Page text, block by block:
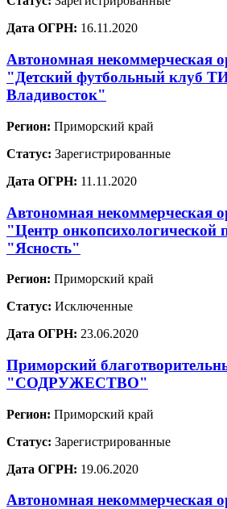
Дата ОГРН: 16.11.2020
Автономная некоммерческая
"Детский футбольный клуб
Владивосток"
Регион: Приморский край
Статус: Зарегистрированные
Дата ОГРН: 11.11.2020
Автономная некоммерческая
"Центр онкопсихологической
"Ясность"
Регион: Приморский край
Статус: Исключенные
Дата ОГРН: 23.06.2020
Приморский
"СОДРУЖЕСТВО"
Регион: Приморский край
Статус: Зарегистрированные
Дата ОГРН: 19.06.2020
Автономная некоммерческая